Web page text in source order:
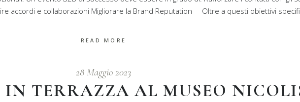
accordi e collaborazioni Migliorare la Brand Reputation Oltre a questi obiettivi
READ MORE
28 Maggio 2023
IN TERRAZZA AL MUSEO